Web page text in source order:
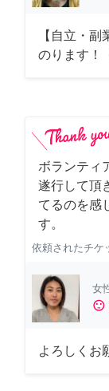
【自立・
のります！
ボランテ
遂行して
てるのを感
す。
依頼されたチケ
女
sentiment_satisfied
よろしくお